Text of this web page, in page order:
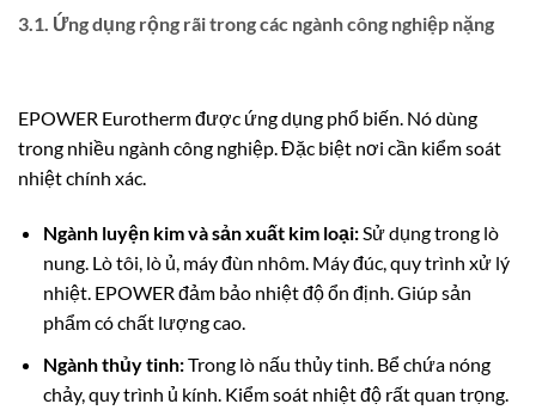
3.1. Ứng dụng rộng rãi trong các ngành công nghiệp nặng
EPOWER Eurotherm được ứng dụng phổ biến. Nó dùng
trong nhiều ngành công nghiệp. Đặc biệt nơi cần kiểm soát
nhiệt chính xác.
Ngành luyện kim và sản xuất kim loại:Sử dụng trong lò
nung. Lò tôi, lò ủ, máy đùn nhôm. Máy đúc, quy trình xử lý
nhiệt. EPOWER đảm bảo nhiệt độ ổn định. Giúp sản
phẩm có chất lượng cao.
Ngành thủy tinh:Trong lò nấu thủy tinh. Bể chứa nóng
chảy, quy trình ủ kính. Kiểm soát nhiệt độ rất quan trọng.